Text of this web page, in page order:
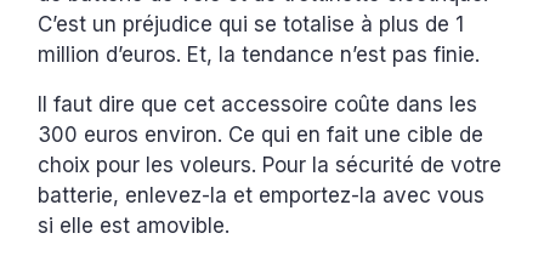
C’est un préjudice qui se totalise à plus de 1
million d’euros. Et, la tendance n’est pas finie.
Il faut dire que cet accessoire coûte dans les
300 euros environ. Ce qui en fait une cible de
choix pour les voleurs. Pour la sécurité de votre
batterie, enlevez-la et emportez-la avec vous
si elle est amovible.